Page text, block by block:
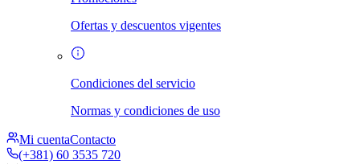
Ofertas y descuentos vigentes
Condiciones del servicio
Normas y condiciones de uso
Mi cuentaContacto
(+381) 60 3535 720